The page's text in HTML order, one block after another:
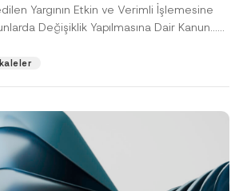
Yargının Etkin ve Verimli İşlemesine
Değişiklik Yapılmasına Dair Kanun...